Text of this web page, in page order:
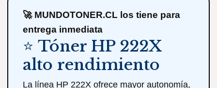
🚀 MUNDOTONER.CL los tiene para
entrega inmediata
⭐ Tóner HP 222X
alto rendimiento
La línea HP 222X ofrece mayor autonomía,